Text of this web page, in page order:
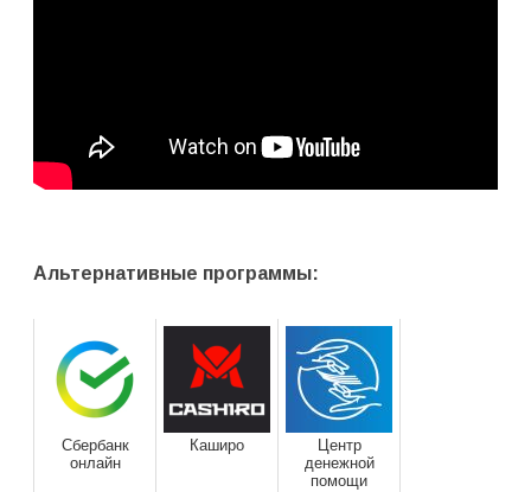
Альтернативные программы:
Сбербанк
онлайн
Каширо
Центр
денежной
помощи